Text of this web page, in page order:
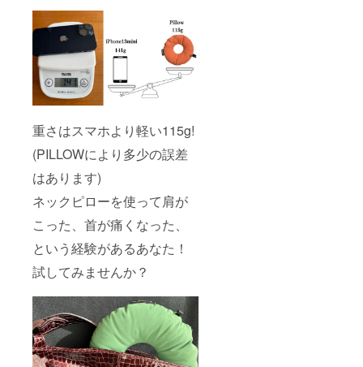
重さはスマホより軽い115g!
(PILLOWにより多少の誤差
はあります)
ネックピローを使って肩が
こった、首が痛くなった、
という経験があるあなた！
試してみませんか？